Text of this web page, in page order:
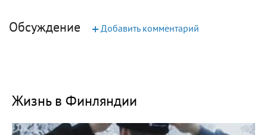
Обсуждение + Добавить комментарий
Жизнь в Финляндии